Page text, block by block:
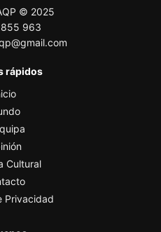
© 2025
963
rápidos
Cultural
Privacidad